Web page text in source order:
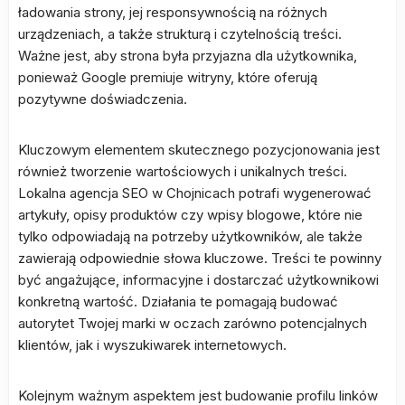
ładowania strony, jej responsywnością na różnych
urządzeniach, a także strukturą i czytelnością treści.
Ważne jest, aby strona była przyjazna dla użytkownika,
ponieważ Google premiuje witryny, które oferują
pozytywne doświadczenia.
Kluczowym elementem skutecznego pozycjonowania jest
również tworzenie wartościowych i unikalnych treści.
Lokalna agencja SEO w Chojnicach potrafi wygenerować
artykuły, opisy produktów czy wpisy blogowe, które nie
tylko odpowiadają na potrzeby użytkowników, ale także
zawierają odpowiednie słowa kluczowe. Treści te powinny
być angażujące, informacyjne i dostarczać użytkownikowi
konkretną wartość. Działania te pomagają budować
autorytet Twojej marki w oczach zarówno potencjalnych
klientów, jak i wyszukiwarek internetowych.
Kolejnym ważnym aspektem jest budowanie profilu linków